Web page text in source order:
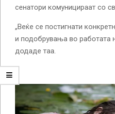
сенатори комуницираат со
„Веќе се постигнати
и подобрувања во работата
додаде таа.